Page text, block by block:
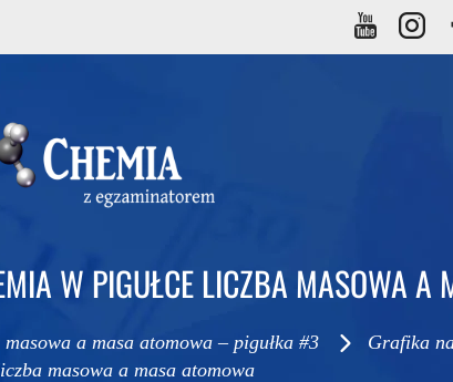
W PIGUŁCE LICZBA MASOWA A
a masa atomowa – pigułka #3
Grafika
masowa a masa atomowa